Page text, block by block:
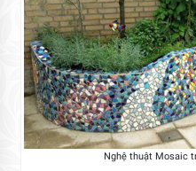
Nghệ thuật Mosaic